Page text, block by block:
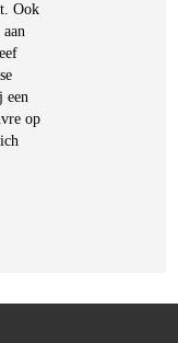
Ook
een
op